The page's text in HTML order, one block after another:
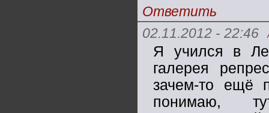
Ответить
02.11.2012 - 22:46
Я учился в
галерея
зачем-то ещё
понимаю,